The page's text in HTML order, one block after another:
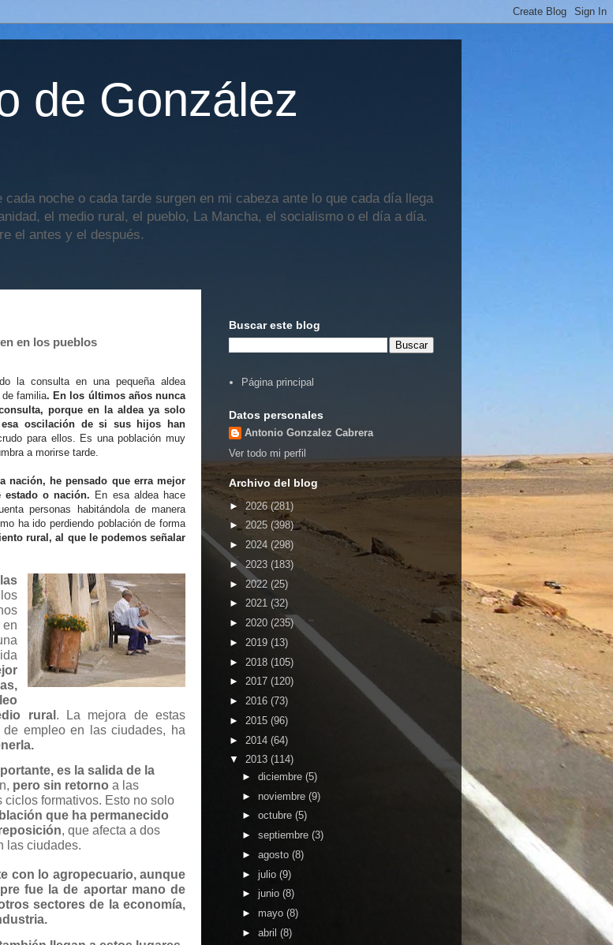
de González
noche o cada tarde surgen en mi cabeza ante lo que cada día llega
el medio rural, el pueblo, La Mancha, el socialismo o el día a día.
el antes y el después.
en los pueblos
la consulta en una pequeña aldea
familia. En los últimos años nunca
porque en la aldea ya solo
esa oscilación de si sus hijos han
para ellos. Es una población muy
a morirse tarde.
nación, he pensado que erra mejor
estado o nación. En esa aldea hace
personas habitándola de manera
ha ido perdiendo población de forma
rural, al que le podemos señalar
rural . La mejora de estas
empleo en las ciudades, ha
es la salida de la
pero sin retorno a las
formativos. Esto no solo
que ha permanecido
, que afecta a dos
las ciudades.
con lo agropecuario, aunque
fue la de aportar mano de
sectores de la economía,
Buscar este blog
Página principal
Datos personales
Antonio Gonzalez Cabrera
Ver todo mi perfil
Archivo del blog
► 2026 (281)
► 2025 (398)
► 2024 (298)
►2023 (183)
► 2022 (25)
► 2021 (32)
► 2020 (235)
► 2019 (13)
► 2018 (105)
► 2017 (120)
► 2016 (73)
► 2015 (96)
► 2014 (64)
▼ 2013 (114)
► diciembre (5)
► noviembre (9)
► octubre (5)
► septiembre (3)
► agosto (8)
► julio (9)
► junio (8)
► mayo (8)
► abril (8)